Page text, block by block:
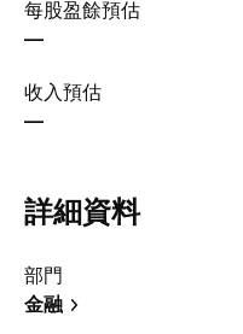
每股盈餘預估
—
收入預估
—
詳細資料
部門
金融